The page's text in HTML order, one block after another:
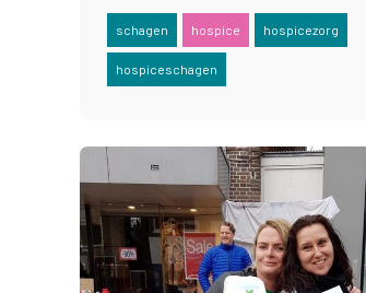
schagen hospice hospicezorg
hospiceschagen